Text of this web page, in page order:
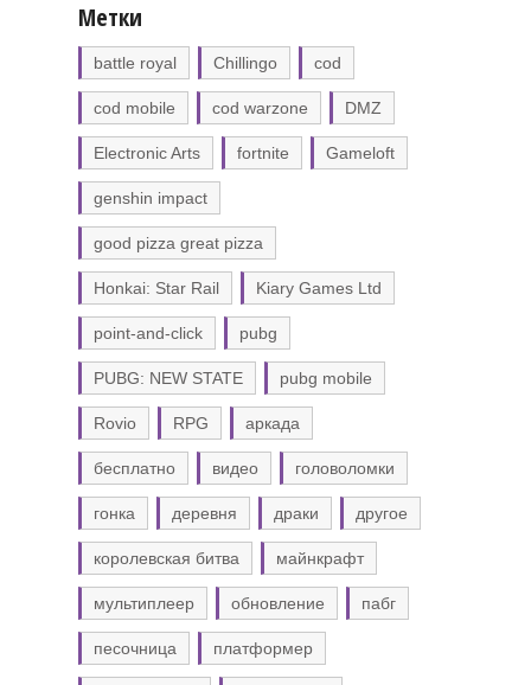
Метки
battle royal Chillingo cod
cod mobile cod warzone DMZ
Electronic Arts fortnite Gameloft
genshin impact
good pizza great pizza
Honkai: Star Rail Kiary Games Ltd
point-and-click pubg
PUBG: NEW STATE pubg mobile
Rovio RPG аркада
бесплатно видео головоломки
гонка деревня драки другое
королевская битва майнкрафт
мультиплеер обновление пабг
песочница платформер